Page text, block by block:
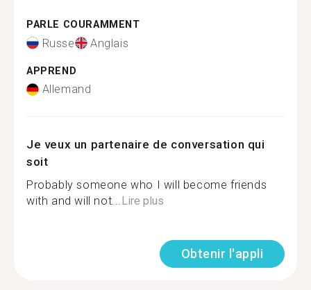
PARLE COURAMMENT
Russe Anglais
APPREND
Allemand
Je veux un partenaire de conversation qui
soit
Probably someone who I will become friends
with and will not...Lire plus
Obtenir l'appli